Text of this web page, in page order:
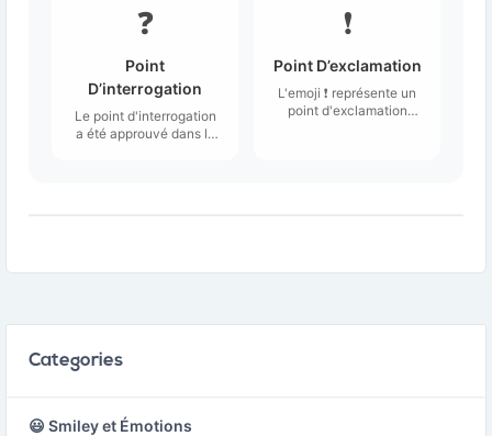
de surprise,
d'interrogation ou
❓
Point
D’interrogation
Le point d'interrogation
a été approuvé dans le
❗
Point D’exclamation
L'emoji ❗ représente un
point d'exclamation
Categories
😃 Smiley et Émotions